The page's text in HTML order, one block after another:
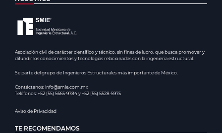
Asociación civil de carácter científico y técnico, sin fines de lucro, que busca promover y
difundir los conocimientos y tecnologías relacionadas con la ingeniería estructural.
Se parte del grupo de Ingenieros Estructurales más importante de México.
Contáctanos: info@smie.com.mx
Teléfonos: +52 (55) 5665-9784 y +52 (55) 5528-5975
Aviso de Privacidad
TE RECOMENDAMOS